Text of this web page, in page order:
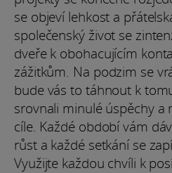
se objeví lehkost a
společenský život se
dveře k obohacujícím
zážitkům. Na podzim se
bude vás to táhnout k
srovnali minulé úspěchy a
cíle. Každé období vám
růst a každé setkání se
Využijte každou chvíli k